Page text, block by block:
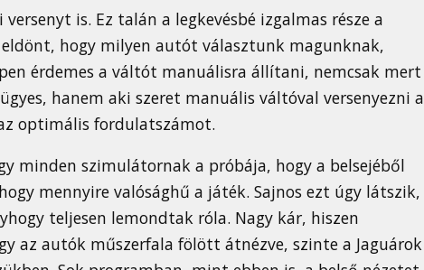
is. Ez talán a legkevésbé izgalmas része a
hogy milyen autót választunk magunknak,
érdemes a váltót manuálisra állítani, nemcsak mert
hanem aki szeret manuális váltóval versenyezni a
optimális fordulatszámot.
minden szimulátornak a próbája, hogy a belsejéből
mennyire valósághű a játék. Sajnos ezt úgy látszik,
teljesen lemondtak róla. Nagy kár, hiszen
az autók műszerfala fölött átnézve, szinte a Jaguárok